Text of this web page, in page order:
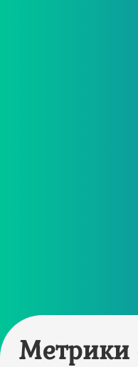
Метрики